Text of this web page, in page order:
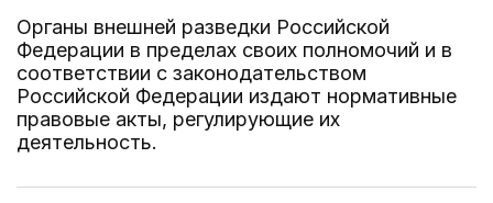
Органы внешней разведки Российской
Федерации в пределах своих полномочий и в
соответствии с законодательством
Российской Федерации издают нормативные
правовые акты, регулирующие их
деятельность.